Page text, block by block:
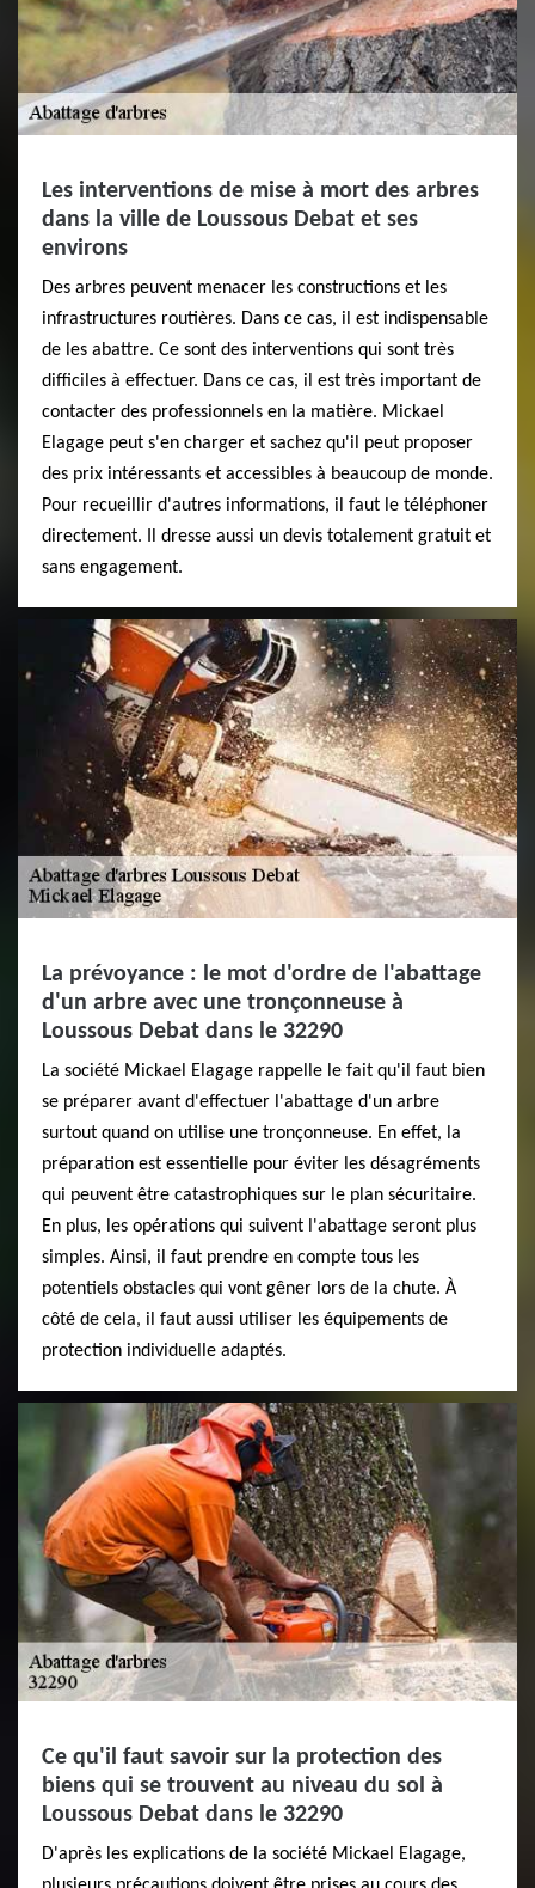
Les interventions de mise à mort des arbres
dans la ville de Loussous Debat et ses
environs
Des arbres peuvent menacer les constructions et les
infrastructures routières. Dans ce cas, il est indispensable
de les abattre. Ce sont des interventions qui sont très
difficiles à effectuer. Dans ce cas, il est très important de
contacter des professionnels en la matière. Mickael
Elagage peut s'en charger et sachez qu'il peut proposer
des prix intéressants et accessibles à beaucoup de monde.
Pour recueillir d'autres informations, il faut le téléphoner
directement. Il dresse aussi un devis totalement gratuit et
sans engagement.
La prévoyance : le mot d'ordre de l'abattage
d'un arbre avec une tronçonneuse à
Loussous Debat dans le 32290
La société Mickael Elagage rappelle le fait qu'il faut bien
se préparer avant d'effectuer l'abattage d'un arbre
surtout quand on utilise une tronçonneuse. En effet, la
préparation est essentielle pour éviter les désagréments
qui peuvent être catastrophiques sur le plan sécuritaire.
En plus, les opérations qui suivent l'abattage seront plus
simples. Ainsi, il faut prendre en compte tous les
potentiels obstacles qui vont gêner lors de la chute. À
côté de cela, il faut aussi utiliser les équipements de
protection individuelle adaptés.
Ce qu'il faut savoir sur la protection des
biens qui se trouvent au niveau du sol à
Loussous Debat dans le 32290
D'après les explications de la société Mickael Elagage,